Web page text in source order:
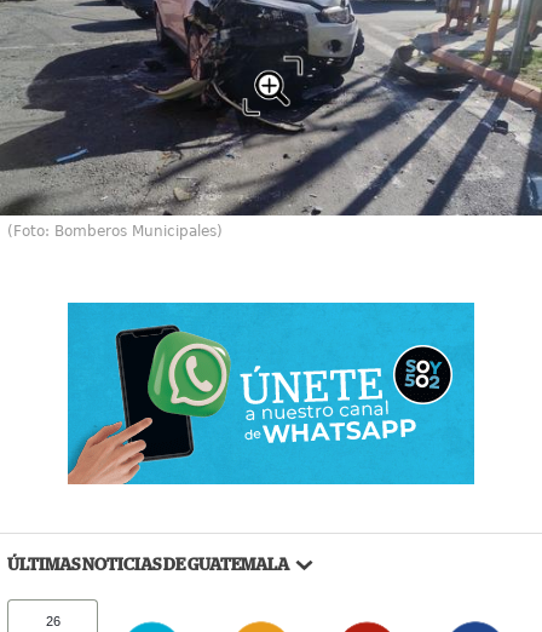
(Foto: Bomberos Municipales)
ÚLTIMAS NOTICIAS DE GUATEMALA
26